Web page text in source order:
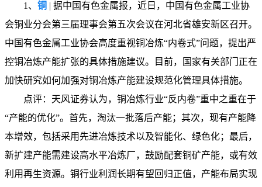
1、 铜
| 据中国有色金属报，近日，中国有色金属工业协
会铜业分会第三届理事会第五次会议在河北省雄安新区召开。
中国有色金属工业协会高度重视铜冶炼“内卷式”问题，提出严
控铜冶炼产能扩张的具体措施建议。目前，国家有关部门正在
加快研究如何加强对铜冶炼产能建设规范化管理具体措施。
点评：天风证券认为，铜冶炼行业“反内卷”重中之重在于
“产能的优化”。首先，淘汰一批落后产能；其次，现有产能降
本增效，包括采用先进冶炼技术以及智能化、绿色化；最后，
新扩建产能需建设高水平冶炼厂，鼓励配套铜矿产能，或有效
利用再生资源。铜行业利润长期有望回归正值，产能布局实现